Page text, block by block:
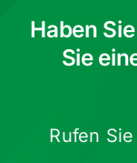
Haben
Sie
Rufen